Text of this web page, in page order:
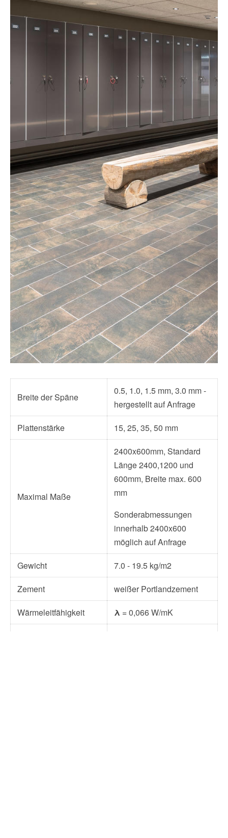
Breite der Späne
0.5, 1.0, 1.5 mm, 3.0 mm -
hergestellt auf Anfrage
Plattenstärke
15, 25, 35, 50 mm
Maximal Maße
2400x600mm, Standard
Länge 2400,1200 und
600mm, Breite max. 600
mm
Sonderabmessungen
innerhalb 2400x600
möglich auf Anfrage
Gewicht
7.0 - 19.5 kg/m2
Zement
weißer Portlandzement
Wärmeleitfähigkeit
λ = 0,066 W/mK